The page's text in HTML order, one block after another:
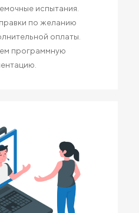
испытания.
по желанию
оплаты.
программную